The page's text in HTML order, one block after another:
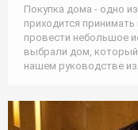
Покупка дома - одно
приходится
провести небольшое
выбрали дом, который
нашем руководстве